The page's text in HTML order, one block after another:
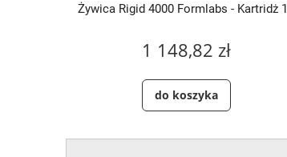
Żywica Rigid 4000 Formlabs - Kartridż 1L
1 148,82 zł
do koszyka